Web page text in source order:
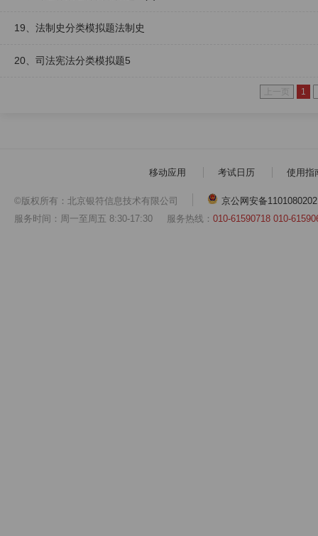
19、法制史分类模拟题法制史
20、司法宪法分类模拟题5
1
移动应用 考试日历 使用指
©版权所有：北京银符信息技术有限公司
京公网安备
服务时间：周一至周五 8:30-17:30 服务热线： 010-61590718 010-